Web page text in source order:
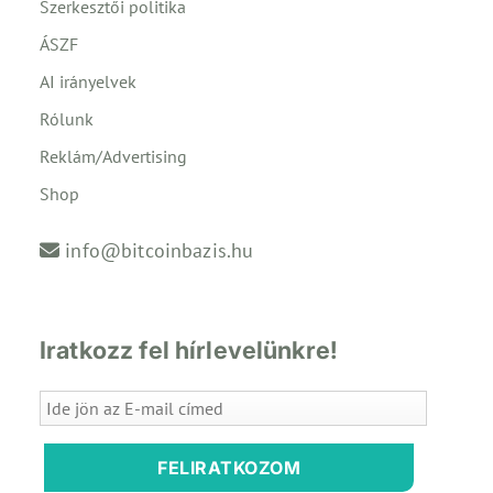
Szerkesztői politika
ÁSZF
AI irányelvek
Rólunk
Reklám/Advertising
Shop
info@bitcoinbazis.hu
Iratkozz fel hírlevelünkre!
FELIRATKOZOM